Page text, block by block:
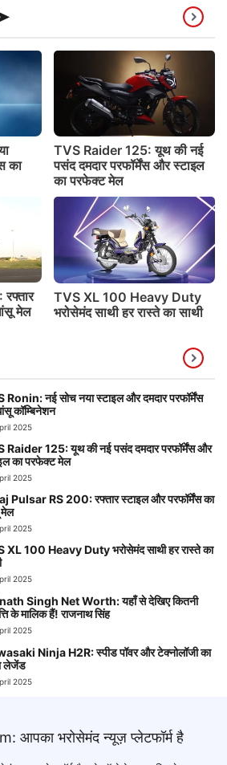
का
TVS Raider 125: यूथ की नई
पसंद दमदार परफॉर्मेंस और स्टाइल
का परफेक्ट मेल
मेल
TVS XL 100 Heavy Duty
भरोसेमंद साथी हर रास्ते का साथी
Ronin: नई सोच नया स्टाइल और दमदार परफॉर्मेंस
कॉम्बिनेशन
2025
Raider 125: यूथ की नई पसंद दमदार परफॉर्मेंस और
का परफेक्ट मेल
2025
Pulsar RS 200: रफ्तार स्टाइल और परफॉर्मेंस का
मेल
2025
XL 100 Heavy Duty भरोसेमंद साथी हर रास्ते का
2025
Singh Net Worth: यहाँ से देखिए कितनी
के मालिक हैं! राजनाथ सिंह
2025
Ninja H2R: स्पीड पॉवर और टेक्नोलॉजी का
लेजेंड
2025